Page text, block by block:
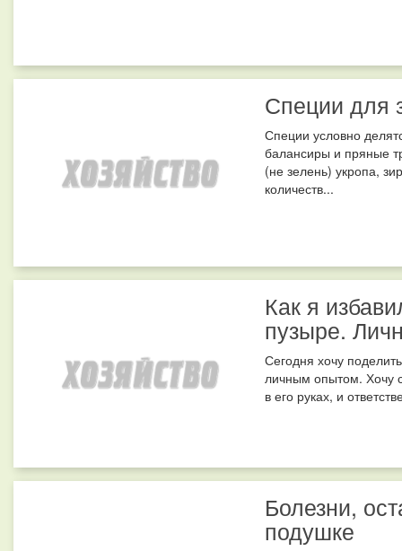
Специи для
Специи условно
балансиры и пряные
(не зелень) укропа,
количеств...
Как я
пузыре.
Сегодня хочу
личным опытом. Хочу
в его руках, и
Болезни,
подушке